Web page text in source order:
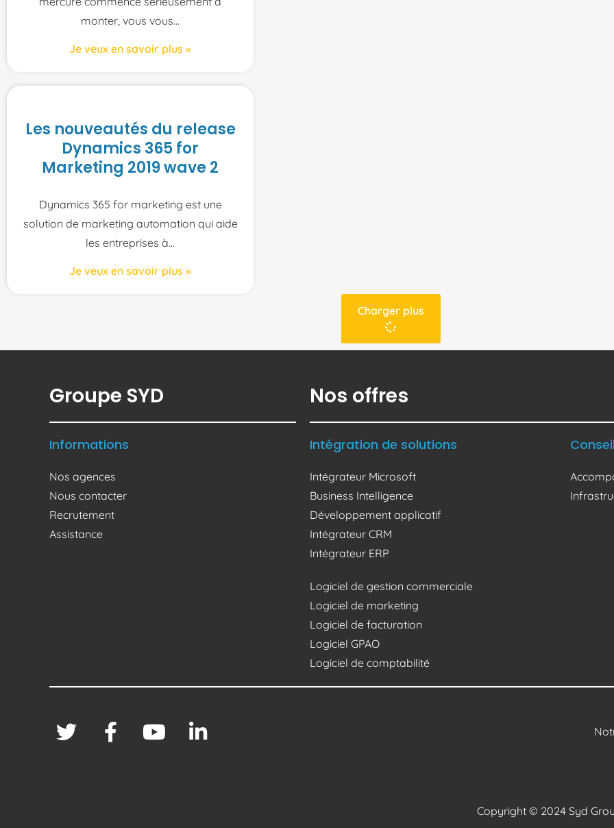
monter, vous vous
Je veux en savoir plus »
Les nouveautés du release
Dynamics 365 for
Marketing 2019 wave 2
Dynamics 365 for marketing est une
solution de marketing automation qui aide
les entreprises à
Je veux en savoir plus »
Charger plus
Groupe SYD Nos offres
Informations
Nos agences
Nous contacter
Recrutement
Assistance
Intégration de solutions
Intégrateur Microsoft
Business Intelligence
Développement applicatif
Intégrateur CRM
Intégrateur ERP
Logiciel de gestion commerciale
Logiciel de marketing
Logiciel de facturation
Logiciel GPAO
Logiciel de comptabilité
Conseil
Copyright © 2024 Syd